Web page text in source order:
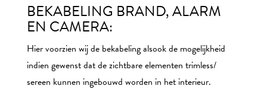
BEKABELING BRAND, ALARM
EN CAMERA:
Hier voorzien wij de bekabeling alsook de mogelijkheid
indien gewenst dat de zichtbare elementen trimless/
sereen kunnen ingebouwd worden in het interieur.